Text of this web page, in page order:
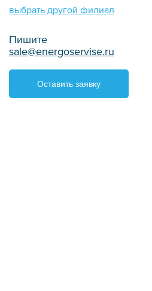
выбрать другой филиал
Пишите
sale@energoservise.ru
Оставить заявку